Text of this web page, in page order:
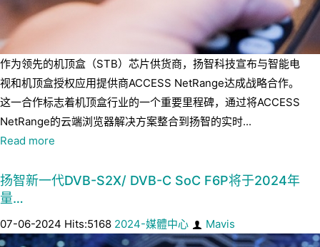
作为领先的机顶盒（STB）芯片供货商，扬智科技宣布与智能电
视和机顶盒授权应用提供商ACCESS NetRange达成战略合作。
这一合作标志着机顶盒行业的一个重要里程碑，通过将ACCESS
NetRange的云端浏览器解决方案整合到扬智的实时...
Read more
扬智新一代DVB-S2X/ DVB-C SoC F6P将于2024年
量…
07-06-2024 Hits:5168 2024-媒體中心 Mavis